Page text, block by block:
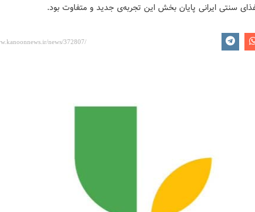
غذای سنتی ایرانی پایان بخش این تجربه‌ی جدید و متفاوت بود.